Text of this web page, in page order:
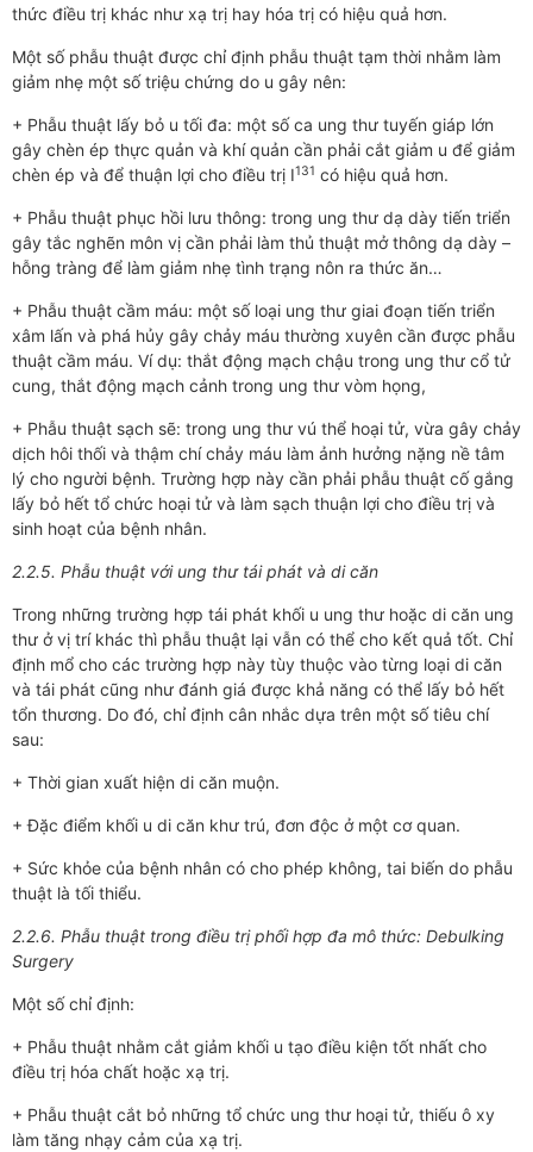
thức điều trị khác như xạ trị hay hóa trị có hiệu quả hơn.
Một số phẫu thuật được chỉ định phẫu thuật tạm thời nhằm làm
giảm nhẹ một số triệu chứng do u gây nên:
+ Phẫu thuật lấy bỏ u tối đa: một số ca ung thư tuyến giáp lớn
gây chèn ép thực quản và khí quản cần phải cắt giảm u để giảm
chèn ép và để thuận lợi cho điều trị I131 có hiệu quả hơn.
+ Phẫu thuật phục hồi lưu thông: trong ung thư dạ dày tiến triển
gây tắc nghẽn môn vị cần phải làm thủ thuật mở thông dạ dày –
hỗng tràng để làm giảm nhẹ tình trạng nôn ra thức ăn…
+ Phẫu thuật cầm máu: một số loại ung thư giai đoạn tiến triển
xâm lấn và phá hủy gây chảy máu thường xuyên cần được phẫu
thuật cầm máu. Ví dụ: thắt động mạch chậu trong ung thư cổ tử
cung, thắt động mạch cảnh trong ung thư vòm họng,
+ Phẫu thuật sạch sẽ: trong ung thư vú thể hoại tử, vừa gây chảy
dịch hôi thối và thậm chí chảy máu làm ảnh hưởng nặng nề tâm
lý cho người bệnh. Trường hợp này cần phải phẫu thuật cố gắng
lấy bỏ hết tổ chức hoại tử và làm sạch thuận lợi cho điều trị và
sinh hoạt của bệnh nhân.
2.2.5. Phẫu thuật với ung thư tái phát và di căn
Trong những trường hợp tái phát khối u ung thư hoặc di căn ung
thư ở vị trí khác thì phẫu thuật lại vẫn có thể cho kết quả tốt. Chỉ
định mổ cho các trường hợp này tùy thuộc vào từng loại di căn
và tái phát cũng như đánh giá được khả năng có thể lấy bỏ hết
tổn thương. Do đó, chỉ định cân nhắc dựa trên một số tiêu chí
sau:
+ Thời gian xuất hiện di căn muộn.
+ Đặc điểm khối u di căn khư trú, đơn độc ở một cơ quan.
+ Sức khỏe của bệnh nhân có cho phép không, tai biến do phẫu
thuật là tối thiểu.
2.2.6. Phẫu thuật trong điều trị phối hợp đa mô thức: Debulking
Surgery
Một số chỉ định:
+ Phẫu thuật nhằm cắt giảm khối u tạo điều kiện tốt nhất cho
điều trị hóa chất hoặc xạ trị.
+ Phẫu thuật cắt bỏ những tổ chức ung thư hoại tử, thiếu ô xy
làm tăng nhạy cảm của xạ trị.